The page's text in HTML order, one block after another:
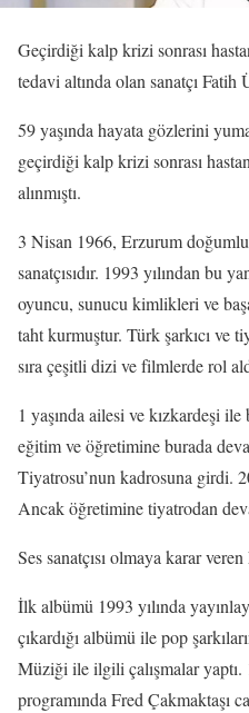
Geçirdiği kalp krizi sonrası
tedavi altında olan sanatçı Fatih
59 yaşında hayata gözlerini
geçirdiği kalp krizi sonrası
alınmıştı.
3 Nisan 1966, Erzurum
sanatçısıdır. 1993 yılından bu
oyuncu, sunucu kimlikleri ve
taht kurmuştur. Türk şarkıcı ve
sıra çeşitli dizi ve filmlerde rol
1 yaşında ailesi ve kızkardeşi
eğitim ve öğretimine burada
Tiyatrosu’nun kadrosuna girdi.
Ancak öğretimine tiyatrodan
Ses sanatçısı olmaya karar
İlk albümü 1993 yılında
çıkardığı albümü ile pop
Müziği ile ilgili çalışmalar
programında Fred Çakmaktaşı